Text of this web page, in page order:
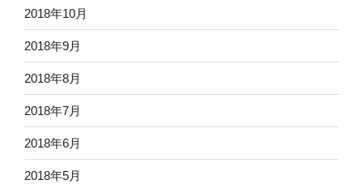
2018年10月
2018年9月
2018年8月
2018年7月
2018年6月
2018年5月